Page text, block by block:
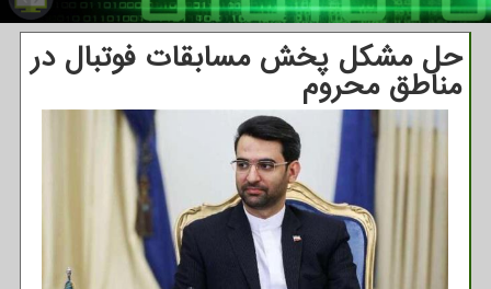
حل مشكل پخش مسابقات فوتبال در
مناطق محروم